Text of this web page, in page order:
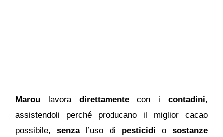
Marou lavora direttamentecon i contadini,
assistendoli perché producano il miglior cacao
possibile,senzal’uso di pesticidi o sostanze